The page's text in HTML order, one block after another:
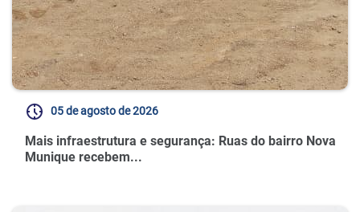
05 de agosto de 2026
Mais infraestrutura e segurança: Ruas do bairro Nova
Munique recebem...